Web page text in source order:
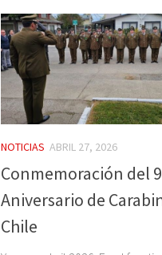
NOTICIAS ABRIL 27, 2026
Conmemoración del
Aniversario de
Chile